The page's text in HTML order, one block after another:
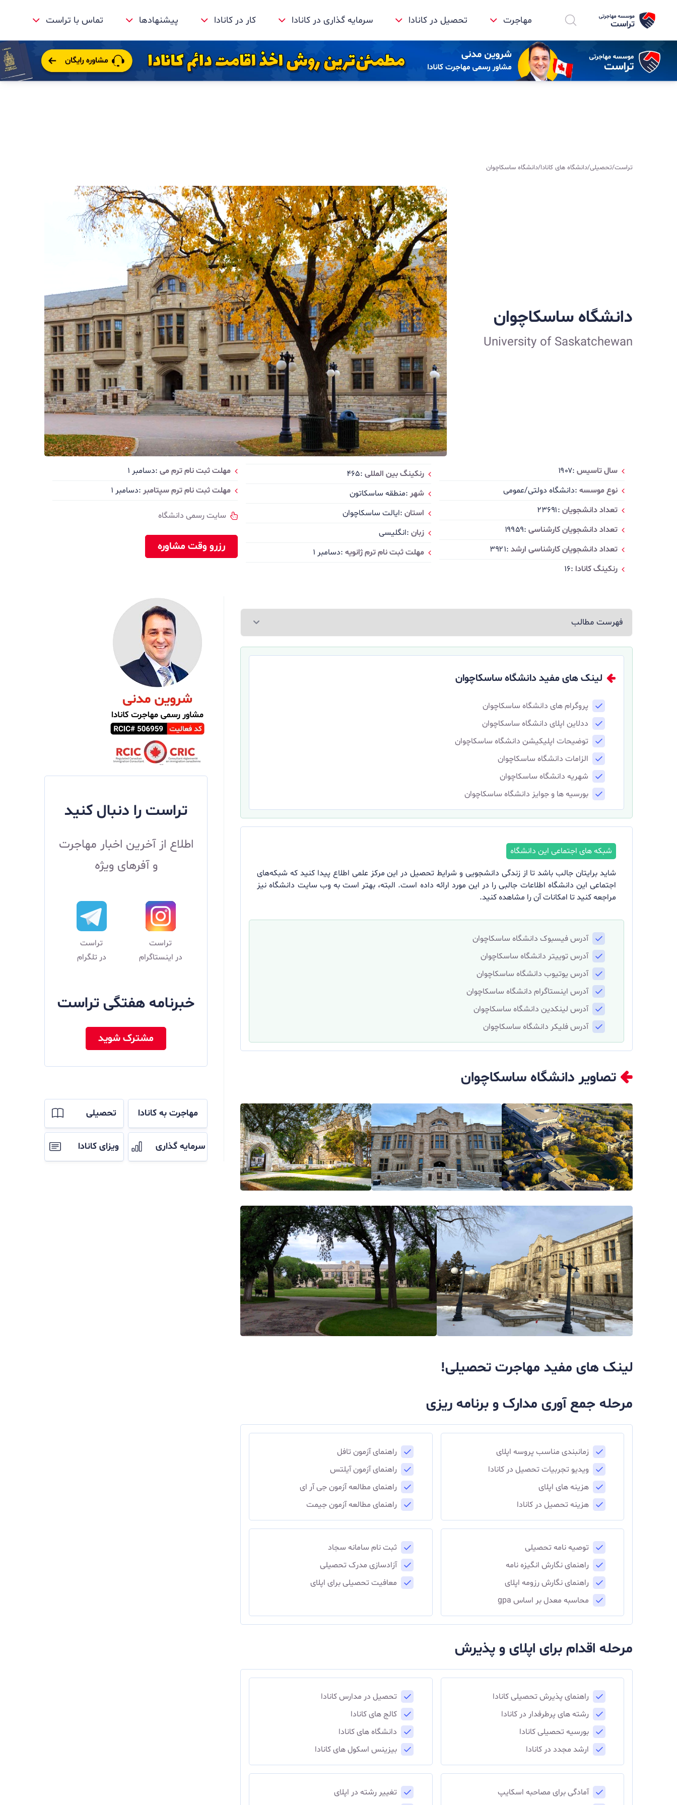
مهاجرت تحصیل در کانادا سرمایه گذاری در کانادا کار در کانادا پیشنهادها تماس با تراست
تراست/تحصیلی/دانشگاه های کانادا/دانشگاه ساسکاچوان
دانشگاه ساسکاچوان
University of Saskatchewan
سال تاسیس :۱۹۰۷
نوع موسسه :دانشگاه دولتی/عمومی
تعداد دانشجویان :۲۳۶۹۱
تعداد دانشجویان کارشناسی :۱۹۹۵۹
تعداد دانشجویان کارشناسی ارشد :۳۹۲۱
رنکینگ کانادا :۱۶
رنکینگ بین المللی :۴۶۵
شهر :منطقه ساسکاتون
استان :ایالت ساسکاچوان
زبان :انگلیسی
مهلت ثبت نام ترم ژانویه :دسامبر ۱
مهلت ثبت نام ترم می :دسامبر ۱
مهلت ثبت نام ترم سپتامبر :دسامبر ۱
سایت رسمی دانشگاه
رزرو وقت مشاوره
تراست را دنبال کنید
اطلاع از آخرین اخبار مهاجرت
و آفرهای ویژه
تراست
در اینستاگرام
تراست
در تلگرام
خبرنامه هفتگی تراست
مشترک شوید
مهاجرت به کانادا تحصیلی
سرمایه گذاری ویزای کانادا
فهرست مطالب
لینک های مفید دانشگاه ساسکاچوان
پروگرام های دانشگاه ساسکاچوان
ددلاین اپلای دانشگاه ساسکاچوان
توضیحات اپلیکیشن دانشگاه ساسکاچوان
الزامات دانشگاه ساسکاچوان
شهریه دانشگاه ساسکاچوان
بورسیه ها و جوایز دانشگاه ساسکاچوان
شاید برایتان جالب باشد تا از زندگی دانشجویی و شرایط تحصیل در این مرکز علمی اطلاع پیدا کنید که شبکه‌های
اجتماعی این دانشگاه اطلاعات جالبی را در این مورد ارائه داده است. البته، بهتر است به وب سایت دانشگاه نیز
مراجعه کنید تا امکانات آن را مشاهده کنید.
آدرسفیسبوک دانشگاه ساسکاچوان
آدرس توییتر دانشگاه ساسکاچوان
آدرس یوتیوب دانشگاه ساسکاچوان
آدرس اینستاگرام دانشگاه ساسکاچوان
آدرس لینکدین دانشگاه ساسکاچوان
آدرس فلیکر دانشگاه ساسکاچوان
تصاویر دانشگاه ساسکاچوان
لینک های مفید مهاجرت تحصیلی!
مرحله جمع آوری مدارک و برنامه ریزی
زمانبندی مناسب پروسه اپلای
ویدیو تجربیات تحصیل در کانادا
هزینه های اپلای
هزینه تحصیل در کانادا
راهنمای آزمون تافل
راهنمای آزمون آیلتس
راهنمای مطالعه آزمون جی آر ای
راهنمای مطالعه آزمون جیمت
توصیه نامه تحصیلی
راهنمای نگارش انگیزه نامه
راهنمای نگارش رزومه اپلای
محاسبه معدل بر اساس gpa
ثبت نام سامانه سجاد
آزادسازی مدرک تحصیلی
معافیت تحصیلی برای اپلای
مرحله اقدام برای اپلای و پذیرش
راهنمای پذیرش تحصیلی کانادا
رشته های پرطرفدار در کانادا
بورسیه تحصیلی کانادا
ارشد مجدد در کانادا
تحصیل در مدارس کانادا
کالج های کانادا
دانشگاه های کانادا
بیزینس اسکول های کانادا
آمادگی برای مصاحبه اسکایپ
تغییر رشته در اپلای